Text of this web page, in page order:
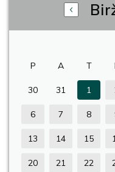
P A T
30 31 1
6 7 8
13 14 15
20 21 22